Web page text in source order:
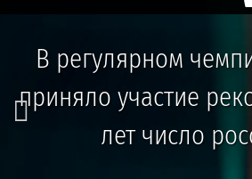
В регулярном
приняло участие
лет число